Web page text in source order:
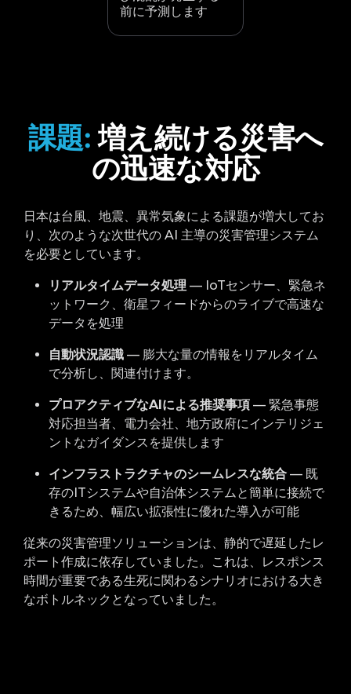
前に予測します
課題: 増え続ける災害へ
の迅速な対応
日本は台風、地震、異常気象による課題が増大してお
り、次のような次世代の AI 主導の災害管理システム
を必要としています。
リアルタイムデータ処理 — IoTセンサー、緊急ネ
ットワーク、衛星フィードからのライブで高速な
データを処理
自動状況認識 — 膨大な量の情報をリアルタイム
で分析し、関連付けます。
プロアクティブなAIによる推奨事項 — 緊急事態
対応担当者、電力会社、地方政府にインテリジェ
ントなガイダンスを提供します
インフラストラクチャのシームレスな統合 — 既
存のITシステムや自治体システムと簡単に接続で
きるため、幅広い拡張性に優れた導入が可能
従来の災害管理ソリューションは、静的で遅延したレ
ポート作成に依存していました。これは、レスポンス
時間が重要である生死に関わるシナリオにおける大き
なボトルネックとなっていました。